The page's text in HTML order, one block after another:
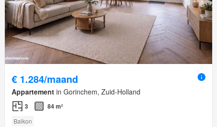
€ 1.284/maand
Appartement in Gorinchem, Zuid-Holland
3 84 m²
Balkon